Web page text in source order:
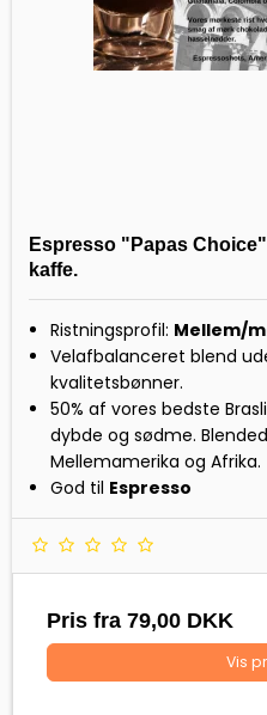
Espresso "Papas
kaffe.
Ristningsprofil: Mellem/
Velafbalanceret blend
kvalitetsbønner.
50% af vores bedste
dybde og sødme.
Mellemamerika og Afrika.
God til Espresso
Pris fra 79,00 DKK
Vis